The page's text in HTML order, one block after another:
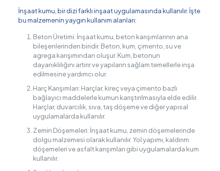
İnşaat kumu, bir dizi farklı inşaat uygulamasında kullanılır. İşte
bu malzemenin yaygın kullanım alanları:
Beton Üretimi: İnşaat kumu, beton karışımlarının ana
bileşenlerinden biridir. Beton, kum, çimento, su ve
agrega karışımından oluşur. Kum, betonun
dayanıklılığını artırır ve yapıların sağlam temellerle inşa
edilmesine yardımcı olur.
Harç Karışımları: Harçlar, kireç veya çimento bazlı
bağlayıcı maddelerle kumun karıştırılmasıyla elde edilir.
Harçlar, duvarcılık, sıva, taş döşeme ve diğer yapısal
uygulamalarda kullanılır.
Zemin Döşemeleri: İnşaat kumu, zemin döşemelerinde
dolgu malzemesi olarak kullanılır. Yol yapımı, kaldırım
döşemeleri ve asfalt karışımları gibi uygulamalarda kum
kullanılır.